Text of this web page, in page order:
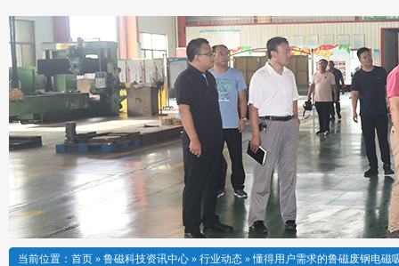
当前位置： 首页 » 鲁磁科技资讯中心 » 行业动态 »懂得用户需求的鲁磁废钢电磁